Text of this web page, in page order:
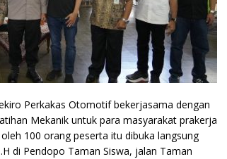
Perkakas Otomotif bekerjasama dengan
Mekanik untuk para masyarakat prakerja
100 orang peserta itu dibuka langsung
di Pendopo Taman Siswa, jalan Taman